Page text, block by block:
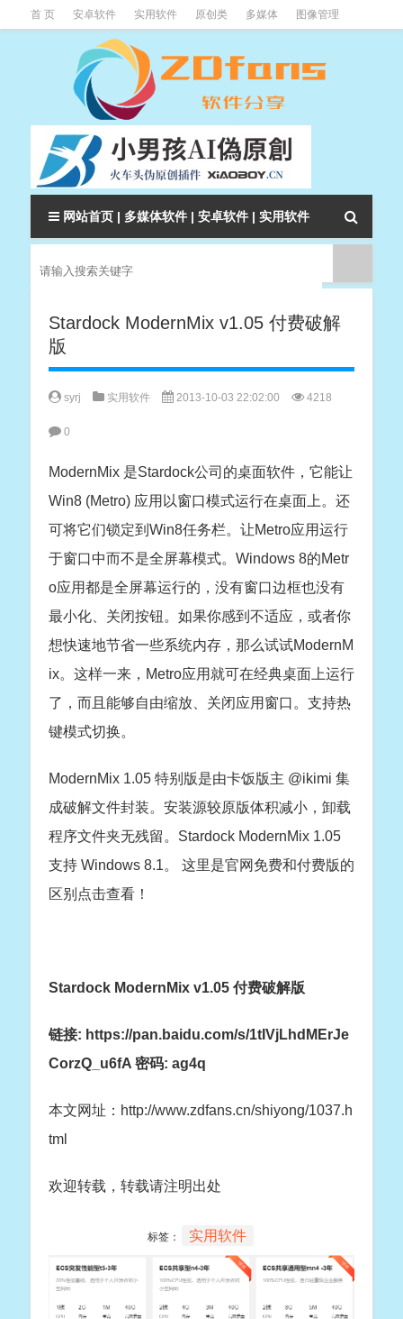
首 页 安卓软件 实用软件 原创类 多媒体 图像管理
下载类
网站首页 | 多媒体软件 | 安卓软件 | 实用软件
Stardock ModernMix v1.05 付费破解
版
syrj 实用软件 2013-10-03 22:02:00 4218
0
ModernMix 是Stardock公司的桌面软件，它能让
Win8 (Metro) 应用以窗口模式运行在桌面上。还
可将它们锁定到Win8任务栏。让Metro应用运行
于窗口中而不是全屏幕模式。Windows 8的Metr
o应用都是全屏幕运行的，没有窗口边框也没有
最小化、关闭按钮。如果你感到不适应，或者你
想快速地节省一些系统内存，那么试试ModernM
ix。这样一来，Metro应用就可在经典桌面上运行
了，而且能够自由缩放、关闭应用窗口。支持热
键模式切换。
ModernMix 1.05 特别版是由卡饭版主 @ikimi 集
成破解文件封装。安装源较原版体积减小，卸载
程序文件夹无残留。Stardock ModernMix 1.05
支持 Windows 8.1。 这里是官网免费和付费版的
区别点击查看！
Stardock ModernMix v1.05 付费破解版
链接: https://pan.baidu.com/s/1tIVjLhdMErJe
CorzQ_u6fA 密码: ag4q
本文网址：http://www.zdfans.cn/shiyong/1037.h
tml
欢迎转载，转载请注明出处
标签： 实用软件